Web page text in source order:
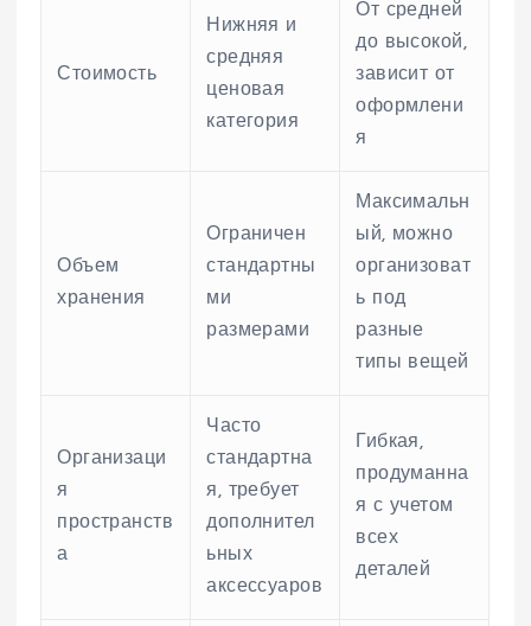
Стоимость
Нижняя и
средняя
ценовая
категория
От средней
до высокой,
зависит от
оформлени
я
Объем
хранения
Ограничен
стандартны
ми
размерами
Максимальн
ый, можно
организоват
ь под
разные
типы вещей
Организаци
я
пространств
а
Часто
стандартна
я, требует
дополнител
ьных
аксессуаров
Гибкая,
продуманна
я с учетом
всех
деталей